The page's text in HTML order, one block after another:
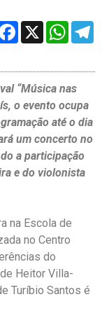
X
“Música nas
o evento ocupa
até o dia
um concerto no
a participação
e do violonista
na Escola de
no Centro
do
Heitor Villa-
Turíbio Santos é